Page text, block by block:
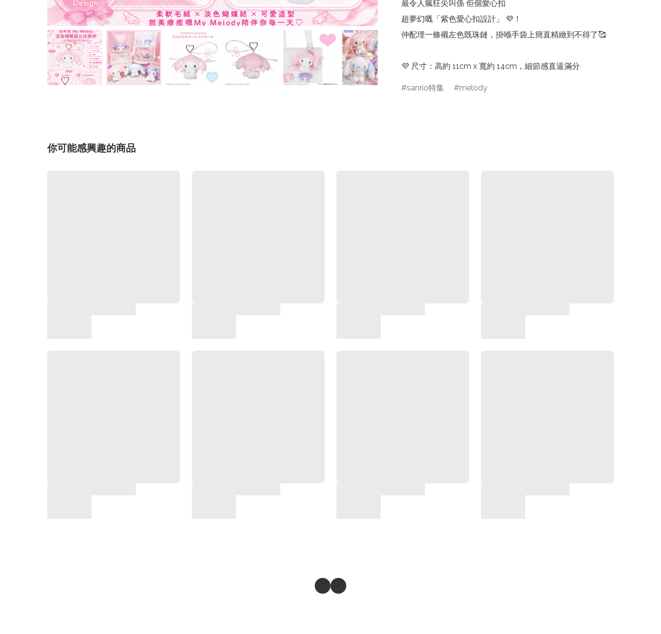
最令人瘋狂尖叫係 佢個愛心扣
超夢幻嘅「紫色愛心扣設計」 💜！
仲配埋一條襯左色既珠鏈，掛喺手袋上簡直精緻到不得了🥰
💜 尺寸：高約 11cm x 寬約 14cm，細節感直逼滿分
sanrio特集 melody
你可能感興趣的商品